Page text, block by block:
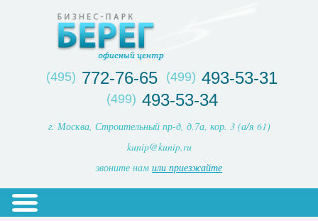
(495) 772-76-65 (499) 493-53-31
(499) 493-53-34
г. Москва, Строительный пр-д, д.7а, кор. 3 (а/я 61)
kunip@kunip.ru
звоните нам или приезжайте